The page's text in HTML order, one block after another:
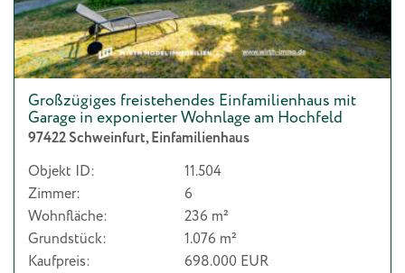
Großzügiges freistehendes Einfamilienhaus mit
Garage in exponierter Wohnlage am Hochfeld
97422 Schweinfurt, Einfamilienhaus
Objekt ID:
11.504
Zimmer:
6
Wohnfläche:
236 m²
Grundstück:
1.076 m²
Kaufpreis:
698.000 EUR